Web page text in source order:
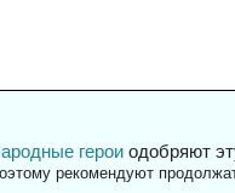
героиодобряют
рекомендуют